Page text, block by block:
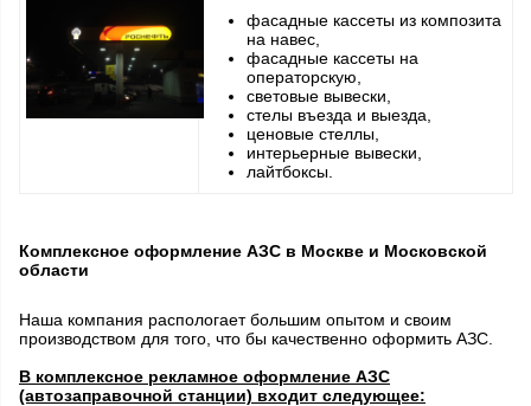
фасадные кассеты из композита
на навес,
фасадные кассеты на
операторскую,
световые вывески,
стелы въезда и выезда,
ценовые стеллы,
интерьерные вывески,
лайтбоксы.
Комплексное оформление АЗС в Москве и Московской
области
Наша компания распологает большим опытом и своим
производством для того, что бы качественно оформить АЗС.
В комплексное рекламное оформление АЗС
(автозаправочной станции) входит следующее: